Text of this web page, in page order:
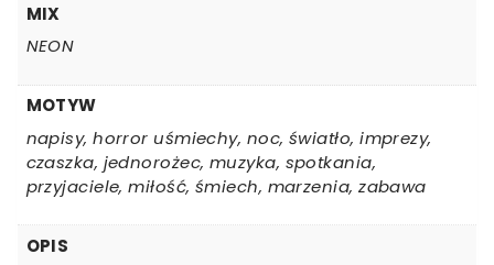
MIX
NEON
MOTYW
napisy, horror uśmiechy, noc, światło, imprezy,
czaszka, jednorożec, muzyka, spotkania,
przyjaciele, miłość, śmiech, marzenia, zabawa
OPIS